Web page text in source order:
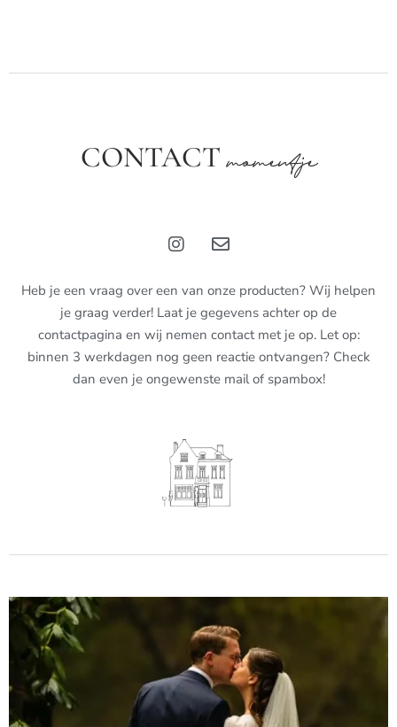
CONTACTmomentje
Heb je een vraag over een van onze producten? Wij helpen
je graag verder! Laat je gegevens achter op de
contactpagina en wij nemen contact met je op. Let op:
binnen 3 werkdagen nog geen reactie ontvangen? Check
dan even je ongewenste mail of spambox!